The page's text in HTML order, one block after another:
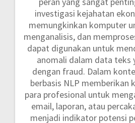
investigasi kejahatan
memungkinkan komputer
menganalisis, dan
dapat digunakan untuk
anomali dalam data teks
dengan fraud. Dalam
berbasis NLP memberikan
para profesional untuk
email, laporan, atau
menjadi indikator potensi